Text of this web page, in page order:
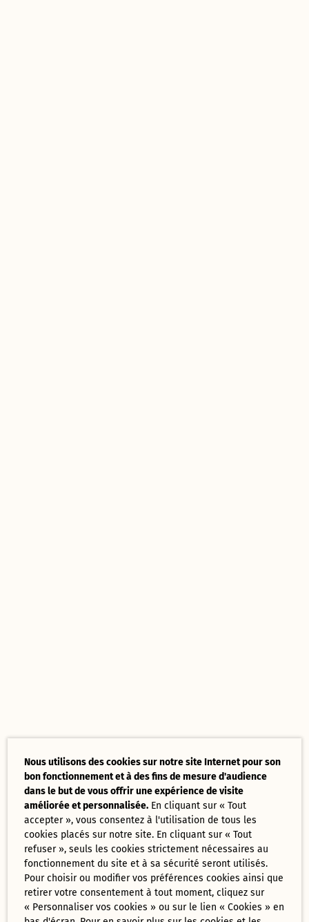
Nous utilisons des cookies sur notre site Internet pour son
bon fonctionnement et à des fins de mesure d'audience
dans le but de vous offrir une expérience de visite
améliorée et personnalisée. En cliquant sur « Tout
accepter », vous consentez à l'utilisation de tous les
cookies placés sur notre site. En cliquant sur « Tout
refuser », seuls les cookies strictement nécessaires au
fonctionnement du site et à sa sécurité seront utilisés.
Pour choisir ou modifier vos préférences cookies ainsi que
retirer votre consentement à tout moment, cliquez sur
« Personnaliser vos cookies » ou sur le lien « Cookies » en